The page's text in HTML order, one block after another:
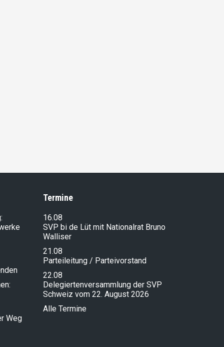
Weg
Termine
16.08
SVP bi de Lüt mit Nationalrat Bruno
Walliser
21.08
Parteileitung / Parteivorstand
22.08
Delegiertenversammlung der SVP
Schweiz vom 22. August 2026
Alle Termine